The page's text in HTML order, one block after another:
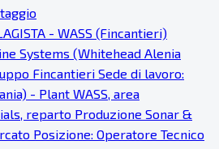
- WASS (Fincantieri)
Systems (Whitehead Alenia
Fincantieri Sede di lavoro:
- Plant WASS, area
reparto Produzione Sonar &
Posizione: Operatore Tecnico